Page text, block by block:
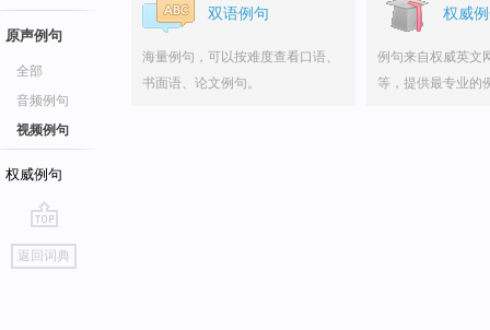
原声例句
全部
音频例句
视频例句
权威例句
go
top
返回词典
双语例句
海量例句，可以按难度查看口语、
书面语、论文例句。
权威
例句来自权威英文
等，提供最专业的